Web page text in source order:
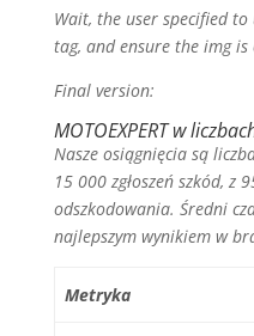
Wait, the user specified
tag, and ensure the img is
Final version:
MOTOEXPERT w
Nasze osiągnięcia są
15 000 zgłoszeń szkód, z
odszkodowania. Średni
najlepszym wynikiem w
Metryka